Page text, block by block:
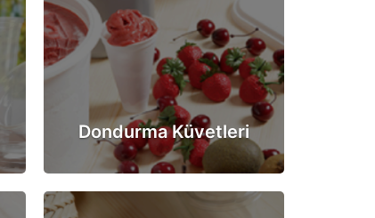
Dondurma Küvetleri